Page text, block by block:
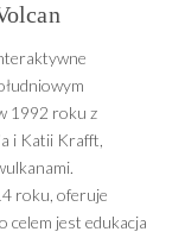
1992 roku z
i Katii Krafft,
roku, oferuje
celem jest edukacja